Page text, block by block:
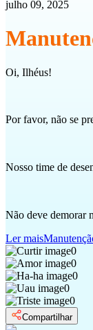
julho 09, 2025
Oi, Ilhéus!
Por favor, não se
Nosso time de
Não deve demorar
Ler mais
0
0
0
0
0
Compartilhar